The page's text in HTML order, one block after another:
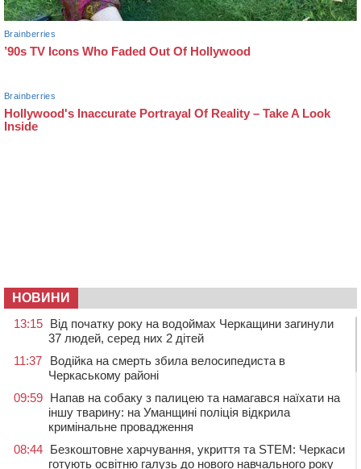
НОВИНИ
13:15 Від початку року на водоймах Черкащини загинули
37 людей, серед них 2 дітей
11:37
Водійка на смерть збила велосипедиста в
Черкаському районі
09:59 Напав на собаку з палицею та намагався наїхати на
іншу тварину: на Уманщині поліція відкрила
кримінальне провадження
08:44 Безкоштовне харчування, укриття та STEM: Черкаси
готують освітню галузь до нового навчального року